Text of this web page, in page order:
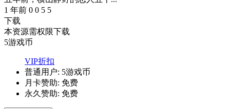
1 年前 0 0 5 5
下载
本资源需权限下载
5游戏币
VIP折扣
普通用户: 5游戏币
月卡赞助: 免费
永久赞助: 免费